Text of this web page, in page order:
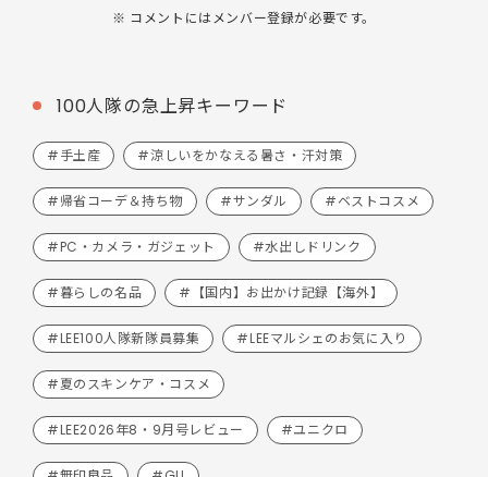
※ コメントにはメンバー登録が必要です。
100人隊の急上昇キーワード
#手土産 #涼しいをかなえる暑さ・汗対策
#帰省コーデ＆持ち物 #サンダル #ベストコスメ
#PC・カメラ・ガジェット #水出しドリンク
#暮らしの名品 #【国内】お出かけ記録【海外】
#LEE100人隊新隊員募集 #LEEマルシェのお気に入り
#夏のスキンケア・コスメ
#LEE2026年8・9月号レビュー #ユニクロ